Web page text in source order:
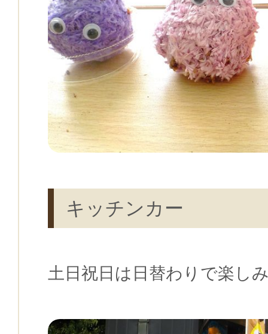
キッチンカー
土日祝日は日替わりで楽し